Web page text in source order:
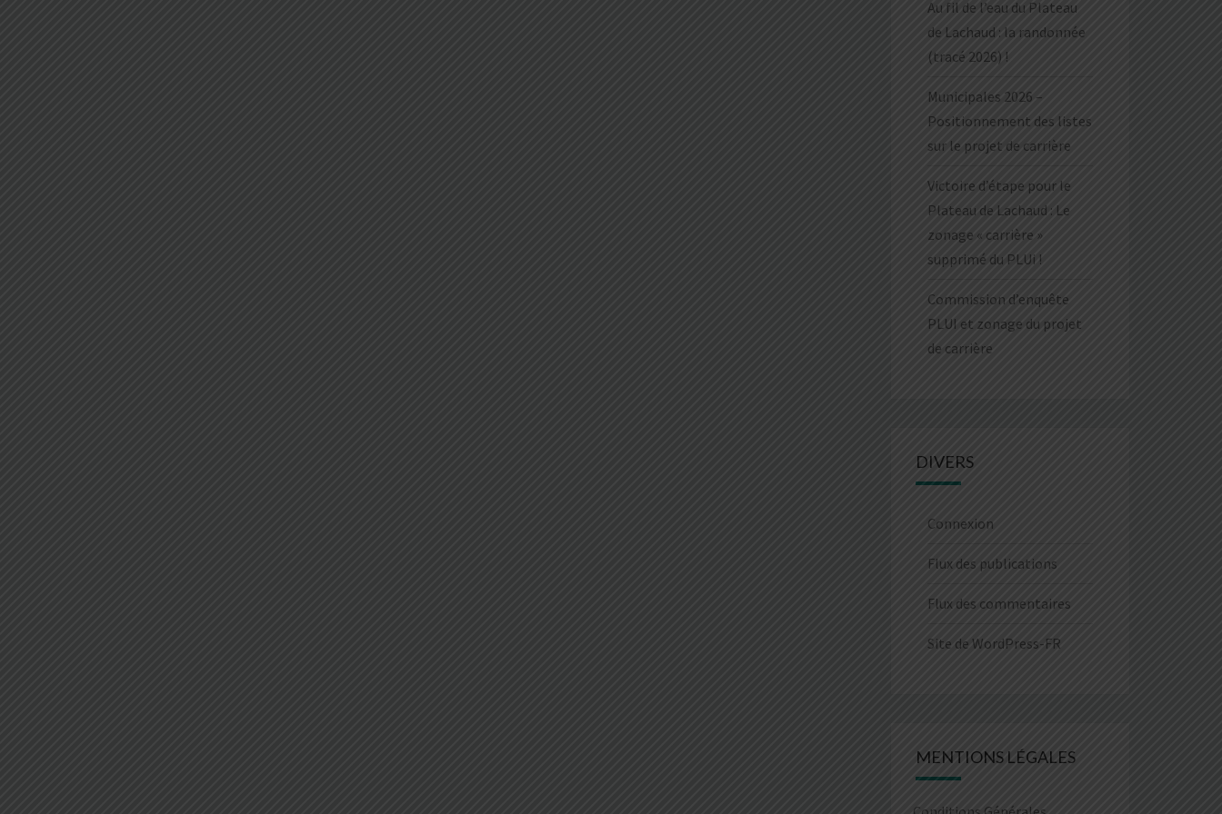
Au fil de l’eau du Plateau
de Lachaud : la randonnée
(tracé 2026) !
Municipales 2026 –
Positionnement des listes
sur le projet de carrière
Victoire d’étape pour le
Plateau de Lachaud : Le
zonage « carrière »
supprimé du PLUi !
Commission d’enquête
PLUI et zonage du projet
de carrière
DIVERS
Connexion
Flux des publications
Flux des commentaires
Site de WordPress-FR
MENTIONS LÉGALES